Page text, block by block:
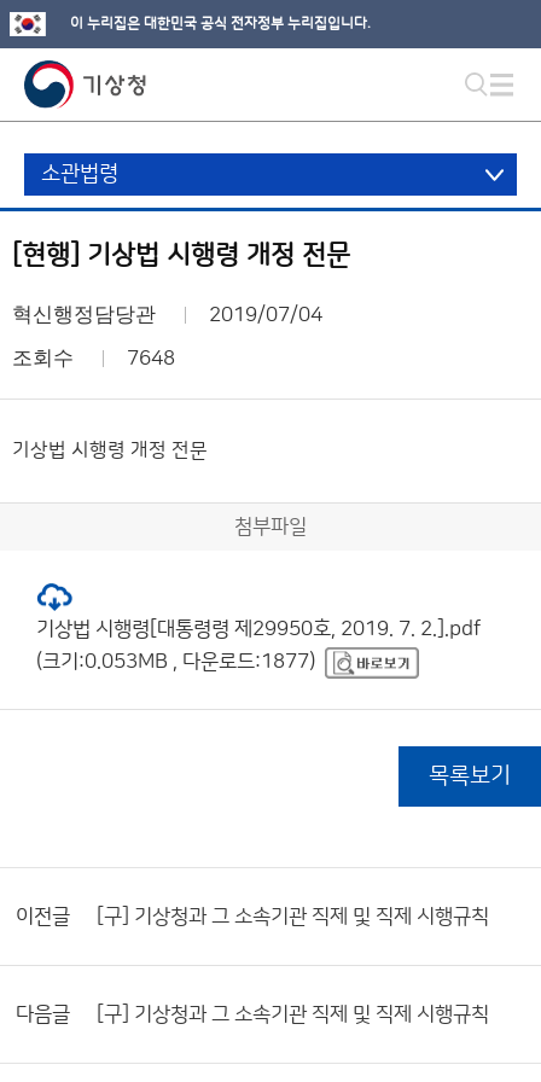
이 누리집은 대한민국 공식 전자정부 누리집입니다.
소관법령
[현행] 기상법 시행령 개정 전문
혁신행정담당관 2019/07/04
조회수 7648
기상법 시행령 개정 전문
첨부파일
기상법 시행령[대통령령 제29950호, 2019. 7. 2.].pdf
(크기:0.053MB , 다운로드:1877)
목록보기
이전글 [구] 기상청과 그 소속기관 직제 및 직제 시행규칙
다음글 [구] 기상청과 그 소속기관 직제 및 직제 시행규칙